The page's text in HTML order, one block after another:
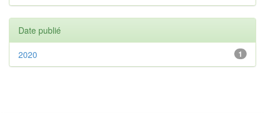
Date publié
1
2020